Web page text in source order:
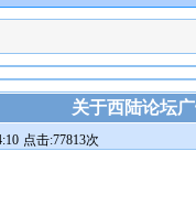
关于西陆论坛
点击:77813次